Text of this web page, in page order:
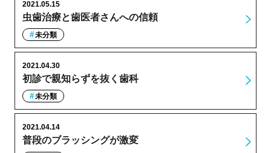
虫歯治療と歯医者さんへの信頼
2021.05.15
未分類
初診で親知らずを抜く歯科
2021.04.30
未分類
普段のブラッシングが激変
2021.04.14